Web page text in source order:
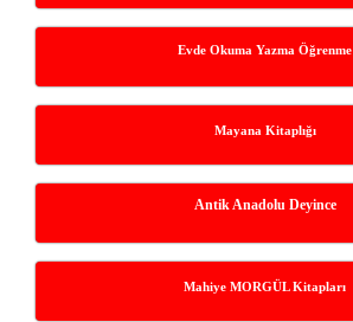
Evde Okuma Yazma Öğrenme
Mayana Kitaplığı
Antik Anadolu Deyince
Mahiye MORGÜL Kitapları